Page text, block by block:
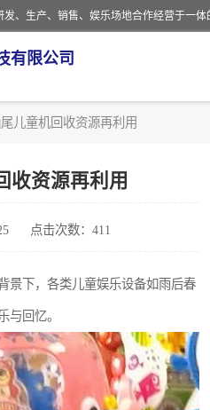
有限公司
儿童机回收资源再利用
收资源再利用
点击次数：411
景下，各类儿童娱乐设备如雨后春
与回忆。